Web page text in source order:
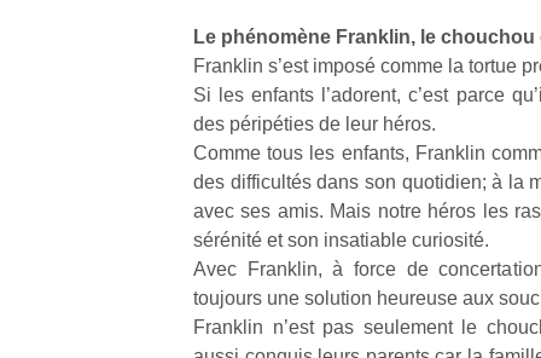
Le phénomène Franklin, le chouchou
Franklin s’est imposé comme la tortue
Si les enfants l’adorent, c’est parce
des péripéties de leur héros.
Comme tous les enfants, Franklin
des difficultés dans son quotidien; à la
avec ses amis. Mais notre héros les
sérénité et son insatiable curiosité.
Avec Franklin, à force de
toujours une solution heureuse aux
Franklin n’est pas seulement le
Les
enfants
débordent
souvent
d’énergie.
Varier les
n’est pas
toujours
simple.
Conjuguer
divertissement,
activité
Durant les
estivales
et avec le
retour des
beaux
jours, c’est
l’occasion
rêvée
enfants
de…